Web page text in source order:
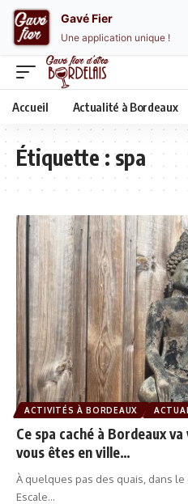
Accueil Actualité à Bordeaux
Étiquette :spa
ACTIVITÉS À BORDEAUX
Ce spa caché à Bordeaux
vous êtes en ville…
À quelques pas des quais, dans le
Escale…
Gavé Fier
Une application unique !